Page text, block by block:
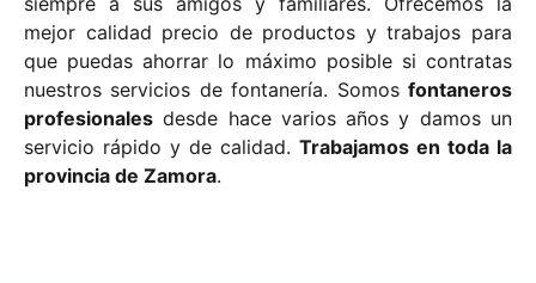
mejor calidad precio de productos y trabajos para
que puedas ahorrar lo máximo posible si contratas
nuestros servicios de fontanería. Somos fontaneros
profesionales desde hace varios años y damos un
servicio rápido y de calidad. Trabajamos en toda la
provincia de Zamora.